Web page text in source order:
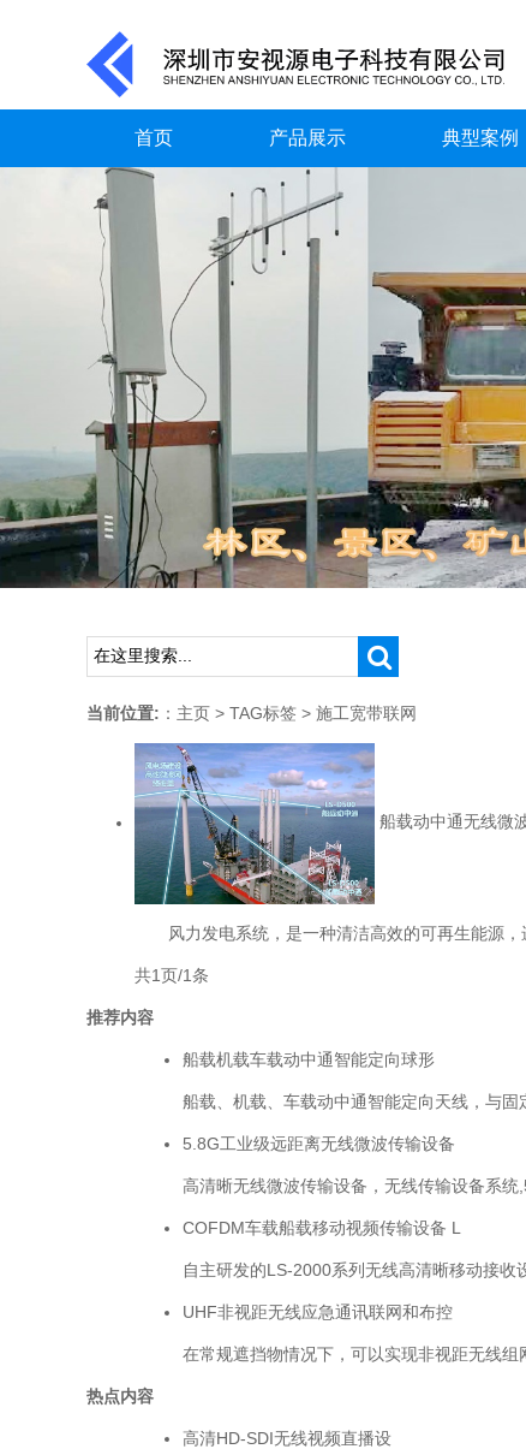
首页 产品展示 典型案例
当前位置: ： 主页 > TAG标签 > 施工宽带联网
船载动中通无线微
风力发电系统，是一种清洁高效的可再生能源，
共1页/1条
推荐内容
船载机载车载动中通智能定向球形
船载、机载、车载动中通智能定向天线，与固
5.8G工业级远距离无线微波传输设备
高清晰无线微波传输设备，无线传输设备系统
COFDM车载船载移动视频传输设备 L
自主研发的LS-2000系列无线高清晰移动接收
UHF非视距无线应急通讯联网和布控
在常规遮挡物情况下，可以实现非视距无线组
热点内容
高清HD-SDI无线视频直播设